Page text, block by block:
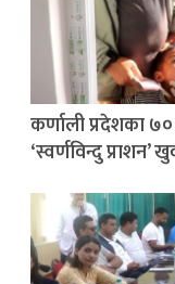
कर्णाली प्रदेशका
‘स्वर्णविन्दु प्राशन’